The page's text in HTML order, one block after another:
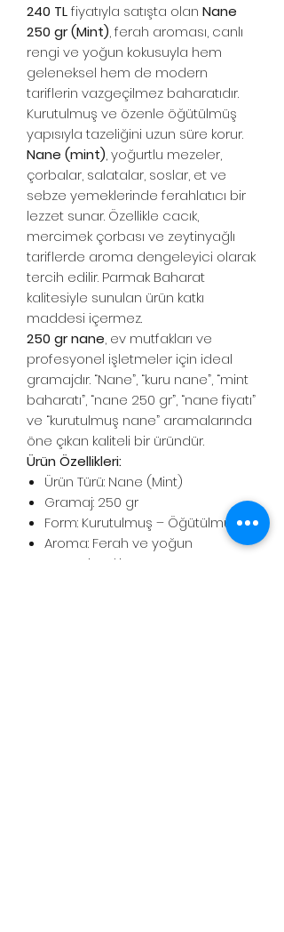
240 TLfiyatıyla satışta olan Nane
250 gr (Mint), ferah aroması, canlı
rengi ve yoğun kokusuyla hem
geleneksel hem de modern
tariflerin vazgeçilmez baharatıdır.
Kurutulmuş ve özenle öğütülmüş
yapısıyla tazeliğini uzun süre korur.
Nane (mint), yoğurtlu mezeler,
çorbalar, salatalar, soslar, et ve
sebze yemeklerinde ferahlatıcı bir
lezzet sunar. Özellikle cacık,
mercimek çorbası ve zeytinyağlı
tariflerde aroma dengeleyici olarak
tercih edilir. Parmak Baharat
kalitesiyle sunulan ürün katkı
maddesi içermez.
250 gr nane, ev mutfakları ve
profesyonel işletmeler için ideal
gramajdır. “Nane”, “kuru nane”, “mint
baharatı”, “nane 250 gr”, “nane fiyatı”
ve “kurutulmuş nane” aramalarında
öne çıkan kaliteli bir üründür.
Ürün Özellikleri:
Ürün Türü: Nane (Mint)
Gramaj: 250 gr
Form: Kurutulmuş – Öğütülmüş
Aroma: Ferah ve yoğun
Menşei: Türkiye